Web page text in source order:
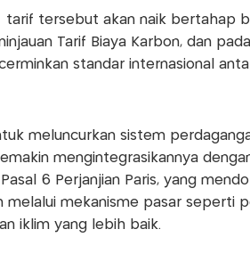
tarif tersebut akan naik bertahap
Tarif Biaya Karbon, dan
standar internasional
meluncurkan sistem
mengintegrasikannya
6 Perjanjian Paris, yang
melalui mekanisme pasar seperti
iklim yang lebih baik.